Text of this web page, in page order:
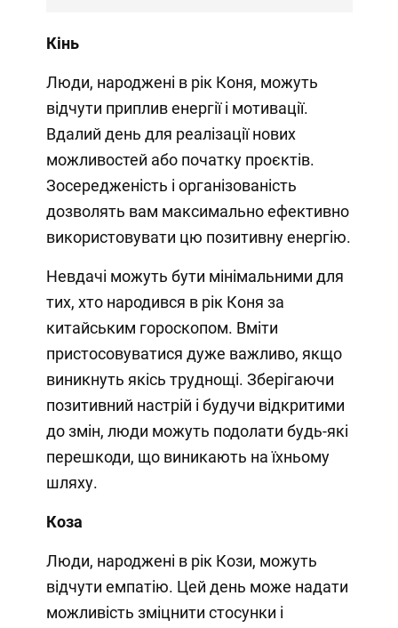
Кінь
Люди, народжені в рік Коня, можуть
відчути приплив енергії і мотивації.
Вдалий день для реалізації нових
можливостей або початку проєктів.
Зосередженість і організованість
дозволять вам максимально ефективно
використовувати цю позитивну енергію.
Невдачі можуть бути мінімальними для
тих, хто народився в рік Коня за
китайським гороскопом. Вміти
пристосовуватися дуже важливо, якщо
виникнуть якісь труднощі. Зберігаючи
позитивний настрій і будучи відкритими
до змін, люди можуть подолати будь-які
перешкоди, що виникають на їхньому
шляху.
Коза
Люди, народжені в рік Кози, можуть
відчути емпатію. Цей день може надати
можливість зміцнити стосунки і